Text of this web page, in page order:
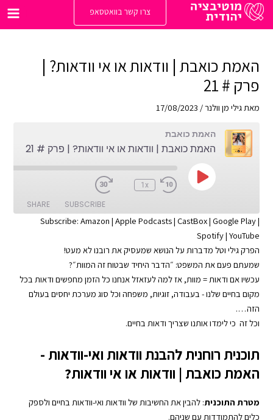
לתוכן
צרו קשר בוואטסאפ
האמת כואבת | וודאות או אי וודאות? |
פרק # 21
מאתגילי מן וולנר/
17/08/2023
האמת כואבת
האמת כואבת | וודאות או אי וודאות? | פרק # 21
Play
Episode
1x
SUBSCRIBE
SHARE
Amazon
Spotify
YouTube
RSS FEED
SHARE
LINK
Subscribe: Amazon | Apple Podcasts| CastBox| Google Play|
Spotify| YouTube
הפרק גילי וטל מדברות על הנושא שמעסיק את רובנו לא מעט!
שמעתם פעם את המשפט: ״הדבר היחיד שבטוח זה המוות״?
עכשיו אם ודאות = מוות, אז למה לעזאזל אנחנו כל הזמן מחפשים ודאות בכל
מקום בחיים שלנו - בעבודה, זוגיות, משפחה וכל סוג מערכת יחסים בעולם
הזה….
וכל זה כי לימדו אותנו שצריך ודאות בחיים.
תוכנית רוחנית להבנת וודאות ואי-וודאות -
האמת כואבת | וודאות או אי וודאות?
מטרת התוכנית: להבין את החשיבות של וודאות ואי-וודאות בחיים ולספק
כלים להתמודדות עם שניהם.